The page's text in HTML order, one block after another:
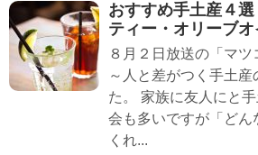
おすすめ手土産４
ティー・オリーブ
８月２日放送の「マ
～人と差がつく手土
た。 家族に友人にと
会も多いですが「どん
くれ...